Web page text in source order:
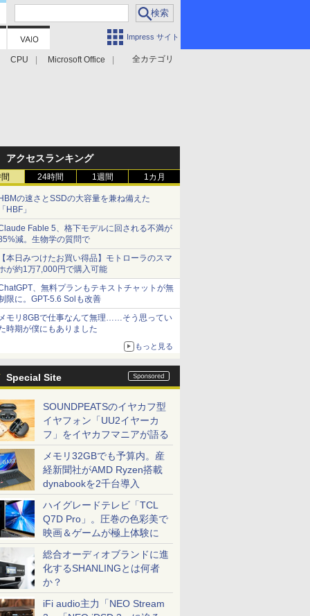
Impress サイト
全カテゴリ
CPU Microsoft Office
アクセスランキング
24時間 1週間 1カ月
の速さとSSDの大容量を兼ね備えた
HBF」
Fable 5、格下モデルに回される不満が
減。生物学の質問で
本日みつけたお買い得品】モトローラのスマ
が約1万7,000円で購入可能
、無料プランもテキストチャットが無
限に。GPT-5.6 Solも改善
モリ8GBで仕事なんて無理……そう思ってい
時期が僕にもありました
もっと見る
Special Site
SOUNDPEATSのイヤカフ型
イヤフォン「UU2イヤーカ
フ」をイヤカフマニアが語る
メモリ32GBでも予算内。産
経新聞社がAMD Ryzen搭載
dynabookを2千台導入
ハイグレードテレビ「TCL
Q7D Pro」。圧巻の色彩美で
映画＆ゲームが極上体験に
総合オーディオブランドに進
化するSHANLINGとは何者
か？
iFi audio主力「NEO Stream